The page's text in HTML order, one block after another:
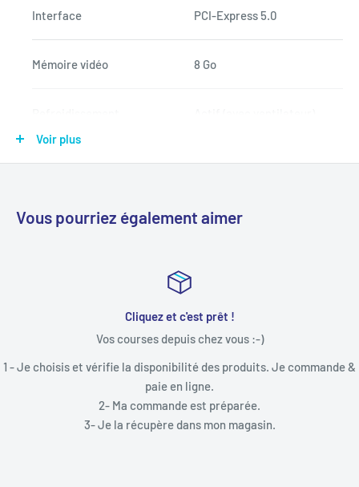
Interface PCI-Express 5.0
Mémoire vidéo 8 Go
Low Profile Non
Fréquence GPU 2677 MHz (OC) / 2640 MHz
4352
Résolution max. 7680×4320
Voir plus
Vous pourriez également aimer
Cliquez et c'est prêt !
Vos courses depuis chez vous :-)
1 - Je choisis et vérifie la disponibilité des produits. Je commande &
paie en ligne.
2- Ma commande est préparée.
3- Je la récupère dans mon magasin.